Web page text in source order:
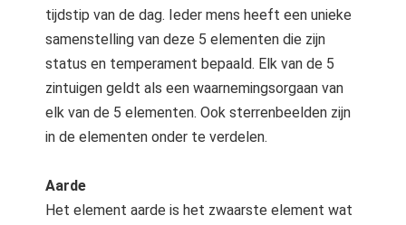
tijdstip van de dag. Ieder mens heeft een unieke
samenstelling van deze 5 elementen die zijn
status en temperament bepaald. Elk van de 5
zintuigen geldt als een waarnemingsorgaan van
elk van de 5 elementen. Ook sterrenbeelden zijn
in de elementen onder te verdelen.
Aarde
Het element aarde is het zwaarste element wat